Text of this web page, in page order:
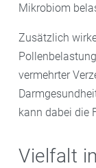
Mikrobiom
Zusätzlich
vermehrter
kann dabei die
Vielfalt